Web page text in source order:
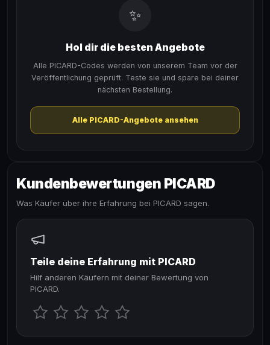
✨
Hol dir die besten Angebote
Alle PICARD-Codes werden von unserem Team vor der
Veröffentlichung geprüft. Teste sie und spare bei deiner
nächsten Bestellung.
Alle PICARD-Angebote ansehen
Kundenbewertungen PICARD
Was Käufer über ihre Erfahrung bei PICARD sagen.
Teile deine Erfahrung mit PICARD
Hilf anderen Käufern mit deiner Bewertung von
PICARD.